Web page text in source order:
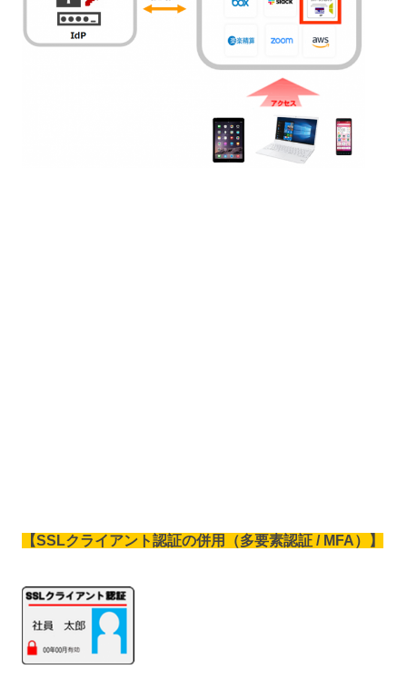
【SSLクライアント認証の併用（多要素認証 / MFA） 】